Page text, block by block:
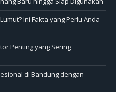
Ini Fakta yang Perlu Anda
Penting yang Sering
di Bandung dengan